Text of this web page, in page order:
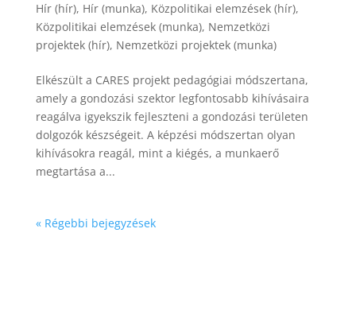
Hír (hír), Hír (munka), Közpolitikai elemzések (hír),
Közpolitikai elemzések (munka), Nemzetközi
projektek (hír), Nemzetközi projektek (munka)
Elkészült a CARES projekt pedagógiai módszertana,
amely a gondozási szektor legfontosabb kihívásaira
reagálva igyekszik fejleszteni a gondozási területen
dolgozók készségeit. A képzési módszertan olyan
kihívásokra reagál, mint a kiégés, a munkaerő
megtartása a...
« Régebbi bejegyzések